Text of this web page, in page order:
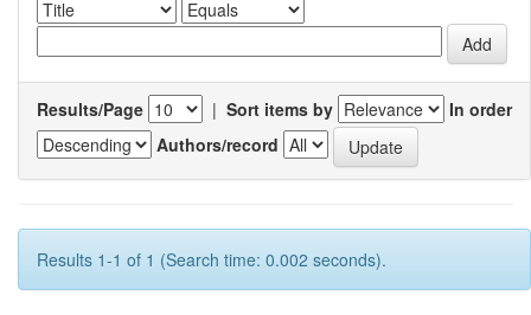
Results/Page | Sort items by
In order
Authors/record
Results 1-1 of 1 (Search time: 0.002 seconds).